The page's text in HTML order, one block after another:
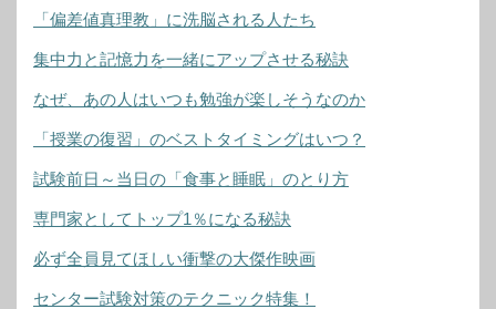
「偏差値真理教」に洗脳される人たち
集中力と記憶力を一緒にアップさせる秘訣
なぜ、あの人はいつも勉強が楽しそうなのか
「授業の復習」のベストタイミングはいつ？
試験前日～当日の「食事と睡眠」のとり方
専門家としてトップ1％になる秘訣
必ず全員見てほしい衝撃の大傑作映画
センター試験対策のテクニック特集！